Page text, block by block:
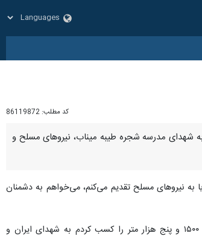
کد مطلب: 86119872
ملی کم‌بینایان و نابینایان کشور و دارنده ۱۴ مدال رنگارنگ جهانی و آسیایی، ۲ مدال خود را به شهدای مدرسه شجره طیبه میناب، نیروهای مسلح و
به نیروهای مسلح تقدیم می‌کنم، می‌خواهم به دشمنان
او که سابقه قهرمانی در بازی‌های پاراآسیایی‌ها و حضور در پاراالمپیک را دارد، افزود: ۲ مدالی که در مسابقات قهرمانی جهان در ماده ۱۵۰۰ و پنج هزار متر را کسب کردم به شهدای ایران و